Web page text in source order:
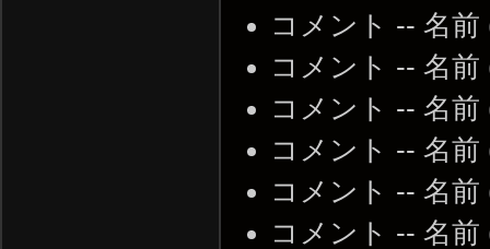
コメント -- 名前
コメント -- 名前
コメント -- 名前
コメント -- 名前
コメント -- 名前
コメント -- 名前